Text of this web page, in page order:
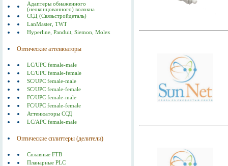
Адаптеры обнаженного
(неоконцованного) волокна
ССД (Связьстройдеталь)
LanMaster, TWT
Hyperline, Panduit, Siemon, Molex
Оптические аттенюаторы
LC/UPC female-male
LC/UPC female-female
SC/UPC female-male
SC/UPC female-female
FC/UPC female-male
FC/UPC female-female
Аттенюаторы ССД
LC/APC female-male
Оптические сплиттеры (делители)
Сплавные FTB
Планарные PLC